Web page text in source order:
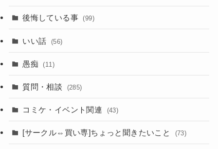
後悔している事 (99)
いい話 (56)
愚痴 (11)
質問・相談 (285)
コミケ・イベント関連 (43)
[サークル⇔買い専]ちょっと聞きたいこと (73)